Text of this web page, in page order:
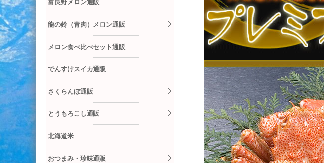
富良野メロン通販
龍の鈴（青肉）メロン通販
メロン食べ比べセット通販
でんすけスイカ通販
さくらんぼ通販
とうもろこし通販
北海道米
おつまみ・珍味通販